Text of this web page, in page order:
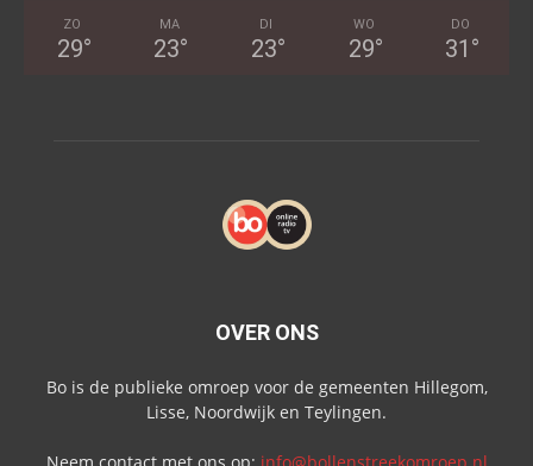
ZO
29°
MA
23°
DI
23°
WO
29°
DO
31 °
OVER ONS
Bo is de publieke omroep voor de gemeenten Hillegom,
Lisse, Noordwijk en Teylingen.